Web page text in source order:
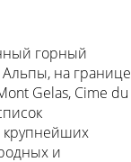
горный
на границе
Gelas, Cime du
крупнейших
и